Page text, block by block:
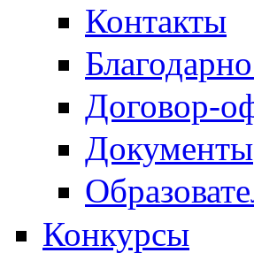
Контакты
Договор-
Документы
Конкурсы